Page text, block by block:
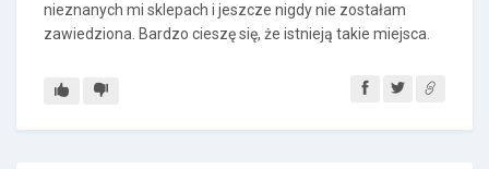
nieznanych mi sklepach i jeszcze nigdy nie zostałam
zawiedziona. Bardzo cieszę się, że istnieją takie miejsca.